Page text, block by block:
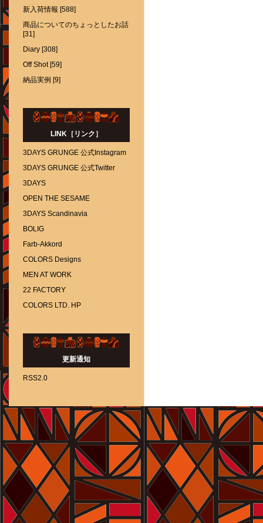
新入荷情報 [588]
商品についてのちょっとしたお話
[31]
Diary [308]
Off Shot [59]
納品実例 [9]
LINK［リンク］
3DAYS GRUNGE 公式Instagram
3DAYS GRUNGE 公式Twitter
3DAYS
OPEN THE SESAME
3DAYS Scandinavia
BOLIG
Farb-Akkord
COLORS Designs
MEN AT WORK
22 FACTORY
COLORS LTD. HP
更新通知
RSS2.0